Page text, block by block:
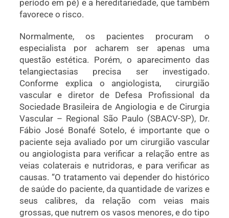
período em pé) e a hereditariedade, que também
favorece o risco.
Normalmente, os pacientes procuram o
especialista por acharem ser apenas uma
questão estética. Porém, o aparecimento das
telangiectasias precisa ser investigado.
Conforme explica o angiologista,
cirurgião
vascular e diretor de Defesa Profissional da
Sociedade Brasileira de Angiologia e de Cirurgia
Vascular – Regional São Paulo (SBACV-SP), Dr.
Fábio José Bonafé Sotelo, é importante que o
paciente seja avaliado por um cirurgião vascular
ou angiologista para verificar a relação entre as
veias colaterais e nutridoras, e para verificar as
causas. “O tratamento vai depender do histórico
de saúde do paciente, da quantidade de varizes e
seus calibres, da relação com veias mais
grossas, que nutrem os vasos menores, e do tipo